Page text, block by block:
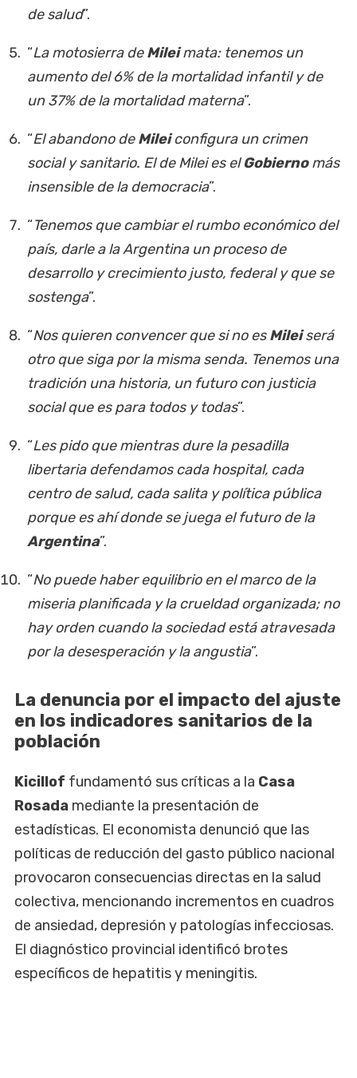
de salud”.
“La motosierra deMileimata: tenemos un
aumento del 6% de la mortalidad infantil y de
un 37% de la mortalidad materna”.
“El abandono deMileiconfigura un crimen
social y sanitario. El de Milei es elGobiernomás
insensible de la democracia”.
“Tenemos que cambiar el rumbo económico del
país, darle a la Argentina un proceso de
desarrollo y crecimiento justo, federal y que se
sostenga”.
“Nos quieren convencer que si no esMileiserá
otro que siga por la misma senda. Tenemos una
tradición una historia, un futuro con justicia
social que es para todos y todas”.
“Les pido que mientras dure la pesadilla
libertaria defendamos cada hospital, cada
centro de salud, cada salita y política pública
porque es ahí donde se juega el futuro de la
Argentina”.
“No puede haber equilibrio en el marco de la
miseria planificada y la crueldad organizada; no
hay orden cuando la sociedad está atravesada
por la desesperación y la angustia”.
La denuncia por el impacto del ajuste
en los indicadores sanitarios de la
población
Kicillof fundamentó sus críticas a la Casa
Rosada mediante la presentación de
estadísticas. El economista denunció que las
políticas de reducción del gasto público nacional
provocaron consecuencias directas en la salud
colectiva, mencionando incrementos en cuadros
de ansiedad, depresión y patologías infecciosas.
El diagnóstico provincial identificó brotes
específicos de hepatitis y meningitis.